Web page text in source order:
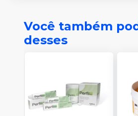
Você também
desses